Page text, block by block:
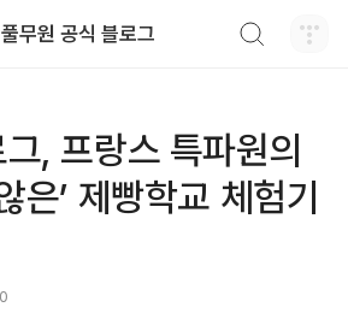
풀무원 공식 블로그
, 프랑스 특파원의
은’ 제빵학교 체험기